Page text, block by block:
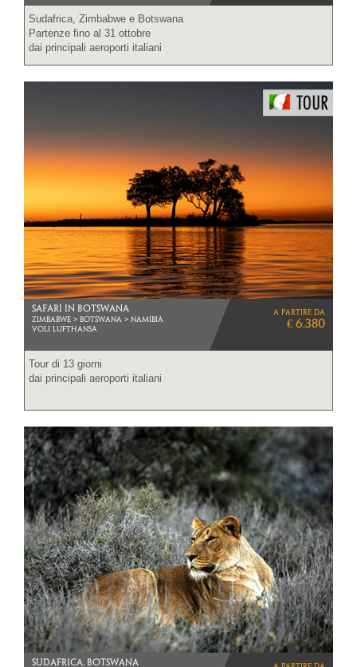
Sudafrica, Zimbabwe e Botswana
Partenze fino al 31 ottobre
dai principali aeroporti italiani
SAFARI IN BOTSWANA
ZIMBABWE > BOTSWANA > NAMIBIA
VOLI LUFTHANSA
a partire da
€ 6.380
Tour di 13 giorni
dai principali aeroporti italiani
SUDAFRICA, BOTSWANA